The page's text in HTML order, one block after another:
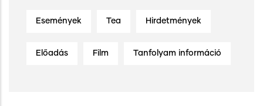
Események Tea Hirdetmények
Előadás Film Tanfolyam információ